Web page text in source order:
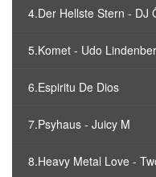
4.Der Hellste Stern - DJ
5.Komet - Udo
6.Espiritu De Dios
7.Psyhaus - Juicy M
8.Heavy Metal Love -